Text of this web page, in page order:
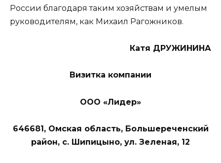
России благодаря таким хозяйствам и умелым
руководителям, как Михаил Рагожников.
Катя ДРУЖИНИНА
Визитка компании
ООО «Лидер»
646681, Омская область, Большереченский
район, с. Шипицыно, ул. Зеленая, 12